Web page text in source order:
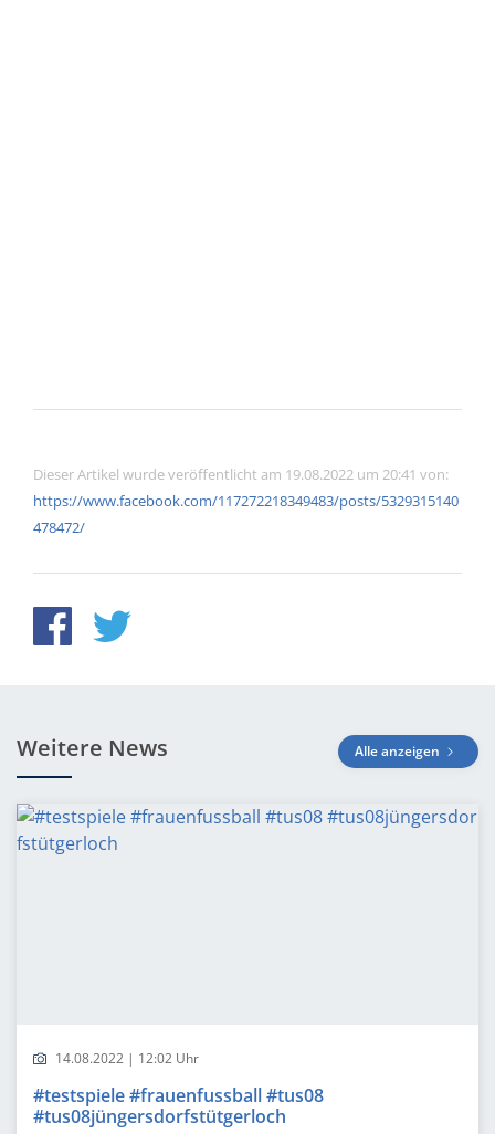
Dieser Artikel wurde veröffentlicht am 19.08.2022 um 20:41 von:
https://www.facebook.com/117272218349483/posts/5329315140
478472/
Weitere News Alle anzeigen
14.08.2022 | 12:02 Uhr
#testspiele #frauenfussball #tus08
#tus08jüngersdorfstütgerloch